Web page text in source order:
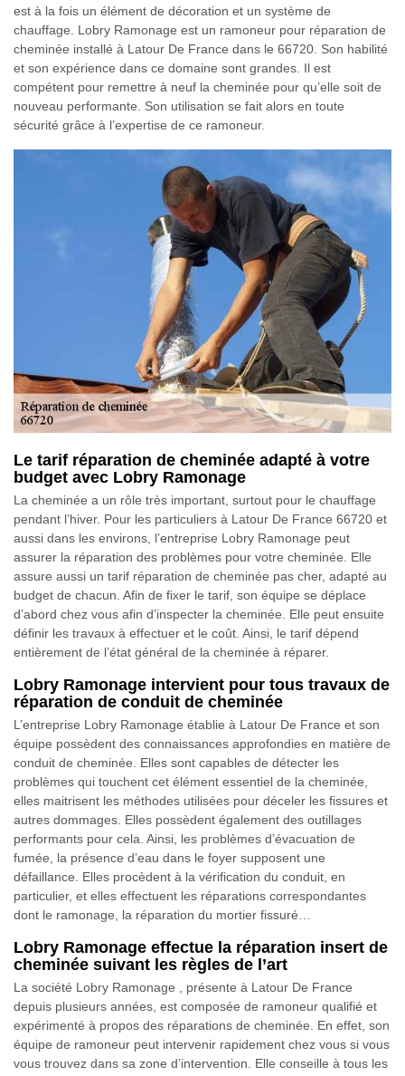
est à la fois un élément de décoration et un système de
chauffage. Lobry Ramonage est un ramoneur pour réparation de
cheminée installé à Latour De France dans le 66720. Son habilité
et son expérience dans ce domaine sont grandes. Il est
compétent pour remettre à neuf la cheminée pour qu’elle soit de
nouveau performante. Son utilisation se fait alors en toute
sécurité grâce à l’expertise de ce ramoneur.
Le tarif réparation de cheminée adapté à votre
budget avec Lobry Ramonage
La cheminée a un rôle très important, surtout pour le chauffage
pendant l’hiver. Pour les particuliers à Latour De France 66720 et
aussi dans les environs, l’entreprise Lobry Ramonage peut
assurer la réparation des problèmes pour votre cheminée. Elle
assure aussi un tarif réparation de cheminée pas cher, adapté au
budget de chacun. Afin de fixer le tarif, son équipe se déplace
d’abord chez vous afin d’inspecter la cheminée. Elle peut ensuite
définir les travaux à effectuer et le coût. Ainsi, le tarif dépend
entièrement de l’état général de la cheminée à réparer.
Lobry Ramonage intervient pour tous travaux de
réparation de conduit de cheminée
L’entreprise Lobry Ramonage établie à Latour De France et son
équipe possèdent des connaissances approfondies en matière de
conduit de cheminée. Elles sont capables de détecter les
problèmes qui touchent cet élément essentiel de la cheminée,
elles maitrisent les méthodes utilisées pour déceler les fissures et
autres dommages. Elles possèdent également des outillages
performants pour cela. Ainsi, les problèmes d’évacuation de
fumée, la présence d’eau dans le foyer supposent une
défaillance. Elles procèdent à la vérification du conduit, en
particulier, et elles effectuent les réparations correspondantes
dont le ramonage, la réparation du mortier fissuré…
Lobry Ramonage effectue la réparation insert de
cheminée suivant les règles de l’art
La société Lobry Ramonage , présente à Latour De France
depuis plusieurs années, est composée de ramoneur qualifié et
expérimenté à propos des réparations de cheminée. En effet, son
équipe de ramoneur peut intervenir rapidement chez vous si vous
vous trouvez dans sa zone d’intervention. Elle conseille à tous les